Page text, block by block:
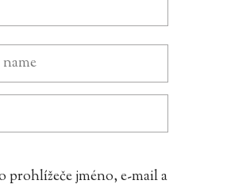
prohlížeče jméno, e-mail a